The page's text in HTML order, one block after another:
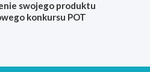
swojego produktu
konkursu POT